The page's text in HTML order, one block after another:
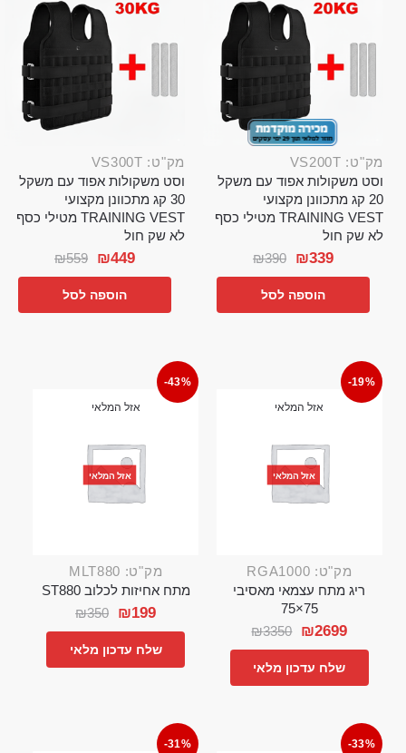
מק"ט: VS200T
וסט משקולות אפוד עם משקל
20 קג מתכוונן מקצועי
TRAINING VEST מטילי כסף
לא שק חול
₪390 ₪339
הוספה לסל
מק"ט: VS300T
וסט משקולות אפוד עם משקל
30 קג מתכוונן מקצועי
TRAINING VEST מטילי כסף
לא שק חול
₪559 ₪449
הוספה לסל
-19%
אזל המלאי
אזל המלאי
מק"ט: RGA1000
ריג מתח עצמאי מאסיבי
75×75
₪3350 ₪2699
שלח עדכון מלאי
-43%
אזל המלאי
אזל המלאי
מק"ט: MLT880
מתח אחיזות לכלוב ST880
₪350 ₪199
שלח עדכון מלאי
-33%
-31%